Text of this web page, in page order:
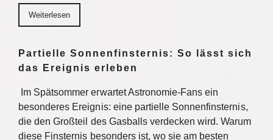
Weiterlesen
Partielle Sonnenfinsternis: So lässt sich
das Ereignis erleben
Im Spätsommer erwartet Astronomie-Fans ein
besonderes Ereignis: eine partielle Sonnenfinsternis,
die den Großteil des Gasballs verdecken wird. Warum
diese Finsternis besonders ist, wo sie am besten